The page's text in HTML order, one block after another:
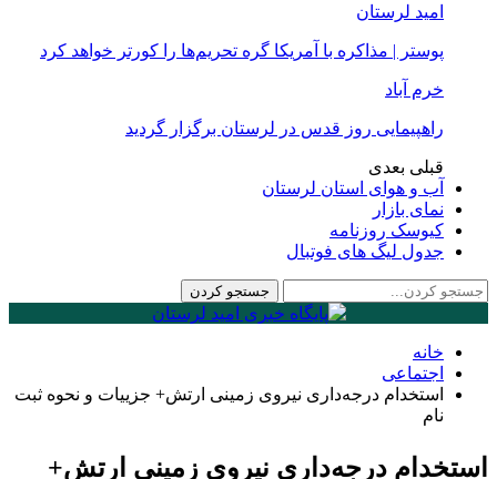
امید لرستان
پوستر | مذاکره با آمریکا گره تحریم‌ها را کورتر خواهد کرد
خرم آباد
راهپیمایی روز قدس در لرستان برگزار گردید
قبلی بعدی
آب و هوای استان لرستان
نمای بازار
کیوسک روزنامه
جدول لیگ های فوتبال
خانه
اجتماعی
استخدام درجه‌داری نیروی زمینی ارتش+ جزییات و نحوه ثبت
نام
استخدام درجه‌داری نیروی زمینی ارتش+